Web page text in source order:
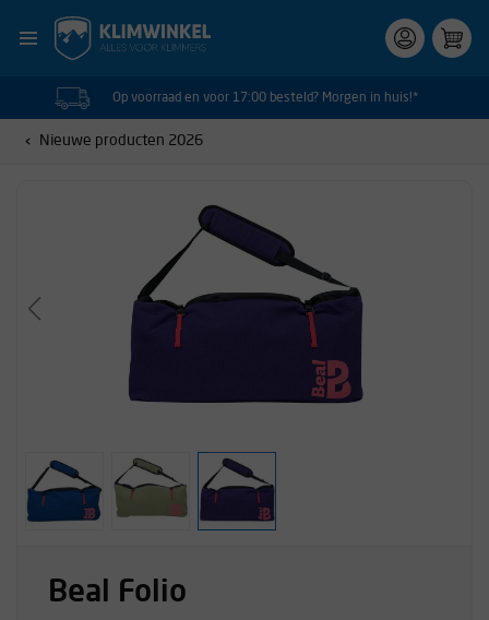
Op voorraad en voor 17:00 besteld? Morgen in huis!*
Nieuwe producten 2026
Beal Folio